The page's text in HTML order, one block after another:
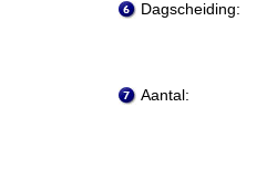
Dagscheiding:
Aantal: